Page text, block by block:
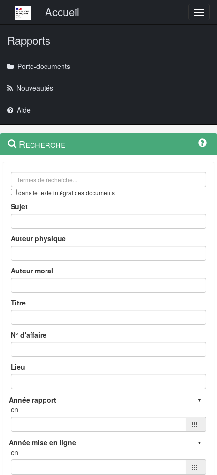
Menu principalAccueil
Rapports
Porte-documents
Nouveautés
Aide
Navigation
outils
Menu
contextuel
Recherche
dans le texte intégral des documents
Sujet
Auteur physique
Auteur moral
Titre
N° d'affaire
Lieu
en
en